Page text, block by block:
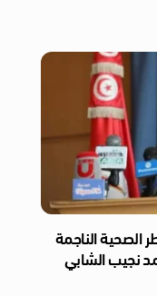
الصحية الناجمة
نجيب الشابي